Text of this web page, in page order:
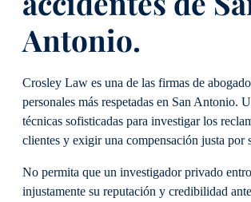
Antonio.
Crosley Law es una de las firmas de
personales más respetadas en San Antonio.
técnicas sofisticadas para investigar los
clientes y exigir una compensación justa por
No permita que un investigador privado
injustamente su reputación y credibilidad